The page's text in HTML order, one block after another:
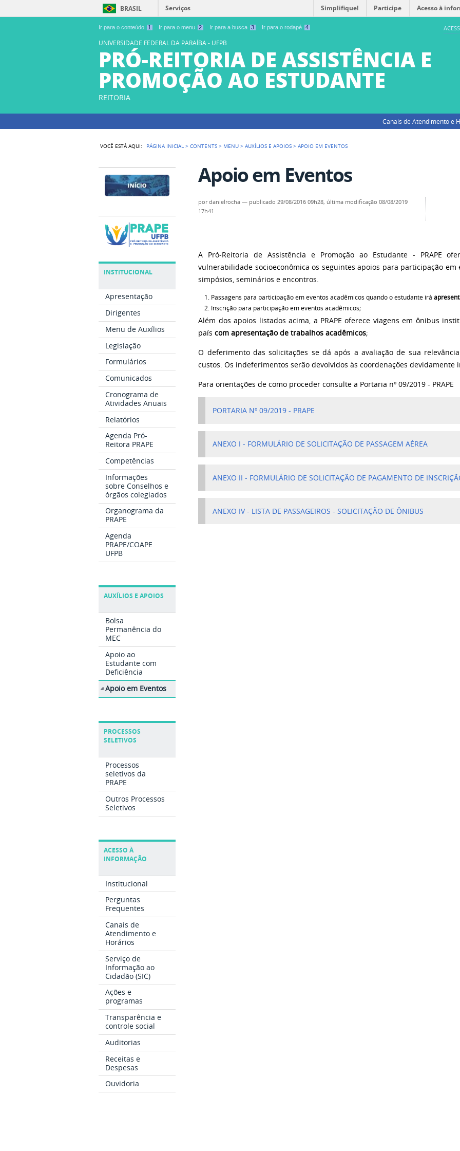
Ir para o conteúdo 1 Ir para o menu 2 Ir para a busca 3 Ir para o rodapé 4
BRASIL Serviços Simplifique! Participe Acesso à
UNIVERSIDADE FEDERAL DA PARAÍBA - UFPB
PRÓ-REITORIA DE ASSISTÊNCIA E
PROMOÇÃO AO ESTUDANTE
REITORIA
Canais de Atendimento e
VOCÊ ESTÁ AQUI: PÁGINA INICIAL >CONTENTS > MENU >AUXÍLIOS E APOIOS >APOIO EM EVENTOS
INSTITUCIONAL
Apresentação
Dirigentes
Menu de Auxílios
Legislação
Formulários
Comunicados
Cronograma de
Atividades Anuais
Relatórios
Agenda Pró-
Reitora PRAPE
Competências
Informações
sobre Conselhos e
órgãos colegiados
Organograma da
PRAPE
Agenda
PRAPE/COAPE
UFPB
AUXÍLIOS E APOIOS
Bolsa
Permanência do
MEC
Apoio ao
Estudante com
Deficiência
Apoio em Eventos
PROCESSOS
SELETIVOS
Processos
seletivos da
PRAPE
Outros Processos
Seletivos
ACESSO À
INFORMAÇÃO
Institucional
Perguntas
Frequentes
Canais de
Atendimento e
Horários
Serviço de
Informação ao
Cidadão (SIC)
Ações e
programas
Transparência e
controle social
Auditorias
Receitas e
Despesas
Ouvidoria
Apoio em Eventos
pordanielrocha — publicado 29/08/2016 09h28, última modificação 08/08/2019
17h41
A Pró-Reitoria de Assistência e Promoção ao Estudante - PRAPE
vulnerabilidade socioeconômica os seguintes apoios para participação em
simpósios, seminários e encontros.
Passagens para participação em eventos acadêmicos quando o estudante irá
Inscrição para participação em eventos acadêmicos;
Além dos apoios listados acima, a PRAPE oferece viagens em ônibus
paíscom apresentação de trabalhos acadêmicos;
O deferimento das solicitações se dá após a avaliação de sua
custos. Os indeferimentos serão devolvidos às coordenações
Para orientações de como proceder consulte a Portaria nº 09/2019 - PRAPE
PORTARIA Nº 09/2019 - PRAPE
ANEXO I - FORMULÁRIO DE SOLICITAÇÃO DE PASSAGEM AÉREA
ANEXO II - FORMULÁRIO DE SOLICITAÇÃO DE PAGAMENTO DE
ANEXO IV - LISTA DE PASSAGEIROS - SOLICITAÇÃO DE ÔNIBUS